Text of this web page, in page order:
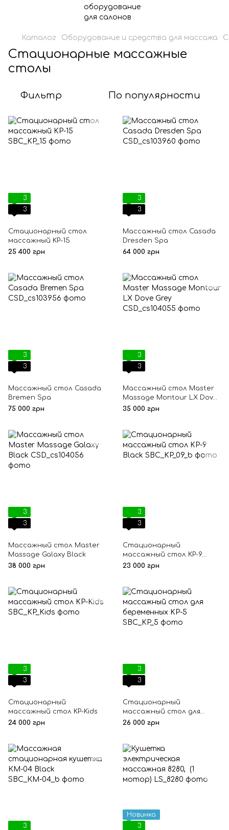
Каталог Оборудование и средства для массажа
Стационарные массажные
столы
Фильтр По популярности
3
3
Стационарный стол
массажный KP-15
25 400 грн
3
3
Массажный стол Casada
Dresden Spa
64 000 грн
3
3
Массажный стол Casada
Bremen Spa
75 000 грн
3
3
Массажный стол Master
Massage Montour LX Dove
Grey
35 000 грн
3
3
Массажный стол Master
Massage Galaxy Black
38 000 грн
3
3
Стационарный
массажный стол KP-9
Black, На выбор, Разные
23 000 грн
3
3
Стационарный
массажный стол KP-Kids
24 000 грн
3
3
Стационарный
массажный стол для
беременных KP-5
26 000 грн
3
Новинка
3